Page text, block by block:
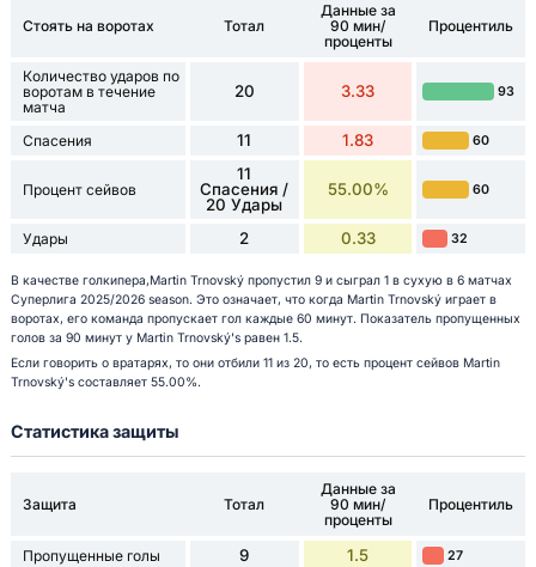
Стоять на воротах Тотал
Данные за
90 мин/
проценты
Процентиль
Количество ударов по
воротам в течение
матча
20 3.33 93
Спасения 11 1.83 60
Процент сейвов
11
Спасения /
20 Удары
55.00% 60
Удары 2 0.33 32
В качестве голкипера,Martin Trnovský пропустил 9 и сыграл 1 в сухую в 6 матчах
Суперлига 2025/2026 season. Это означает, что когда Martin Trnovský играет в
воротах, его команда пропускает гол каждые 60 минут. Показатель пропущенных
голов за 90 минут у Martin Trnovský's равен 1.5.
Если говорить о вратарях, то они отбили 11 из 20, то есть процент сейвов Martin
Trnovský's составляет 55.00%.
Статистика защиты
Защита Тотал
Данные за
90 мин/
проценты
Процентиль
Пропущенные голы 9 1.5 27